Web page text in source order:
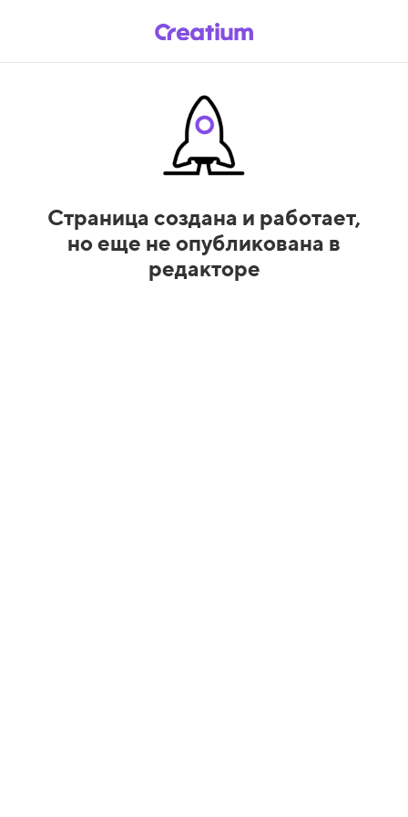
Страница создана и работает,
но еще не опубликована в
редакторе